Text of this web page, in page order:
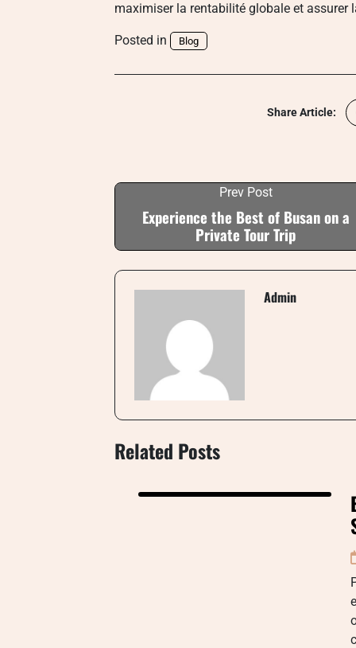
maximiser la rentabilité globale et assurer
Posted in Blog
Share Article:
Prev Post
Experience the Best of Busan on a
Private Tour Trip
Admin
Related Posts